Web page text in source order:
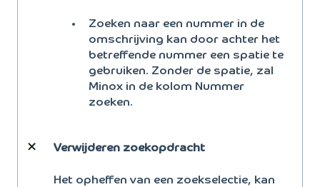
Zoeken naar een nummer in de
omschrijving kan door achter het
betreffende nummer een spatie te
gebruiken. Zonder de spatie, zal
Minox in de kolom Nummer
zoeken.
Verwijderen zoekopdracht
Het opheffen van een zoekselectie, kan